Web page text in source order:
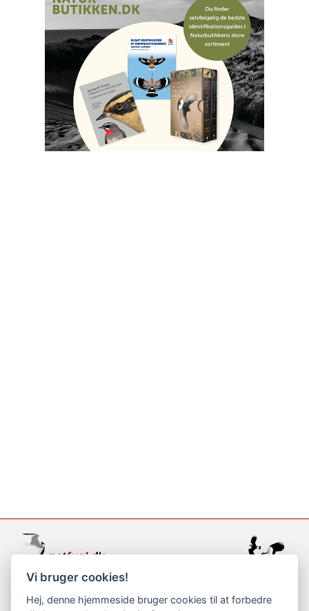
support@netfugl.dk
Vi bruger cookies!
Hej, denne hjemmeside bruger cookies til at forbedre